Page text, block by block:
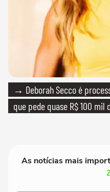
→ Deborah Secco é
que pede quase R$ 100 mil
As notícias mais